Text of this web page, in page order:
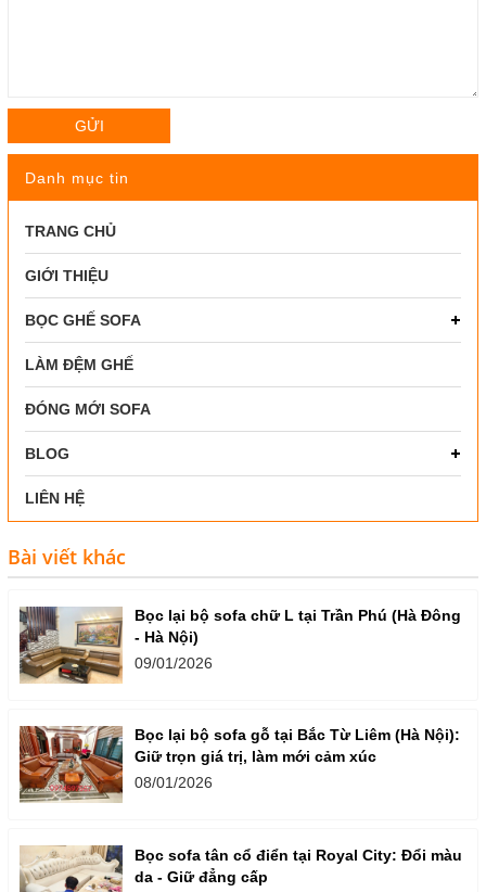
GỬI
Danh mục tin
TRANG CHỦ
GIỚI THIỆU
BỌC GHẾ SOFA
LÀM ĐỆM GHẾ
ĐÓNG MỚI SOFA
BLOG
LIÊN HỆ
Bài viết khác
Bọc lại bộ sofa chữ L tại Trần Phú (Hà Đông
- Hà Nội)
09/01/2026
Bọc lại bộ sofa gỗ tại Bắc Từ Liêm (Hà Nội):
Giữ trọn giá trị, làm mới cảm xúc
08/01/2026
Bọc sofa tân cổ điển tại Royal City: Đổi màu
da - Giữ đẳng cấp